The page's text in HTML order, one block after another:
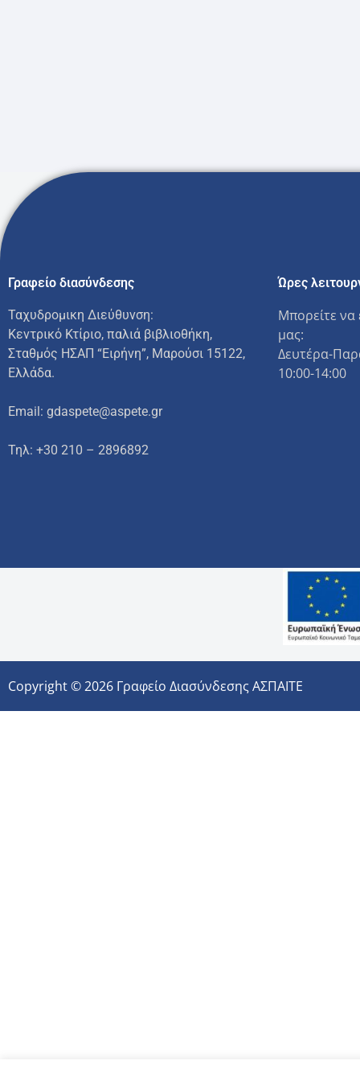
Γραφείο διασύνδεσης
Ταχυδρομικη Διεύθυνση:
Κεντρικό Κτίριο, παλιά βιβλιοθήκη,
Σταθμός ΗΣΑΠ “Ειρήνη”, Μαρούσι 15122,
Ελλάδα.
Email: gdaspete@aspete.gr
Τηλ: +30 210 – 2896892
Ώρες
Μπορείτε να
μας:
Δευτέρα-
10:00-14:00
Copyright © 2026 Γραφείο Διασύνδεσης ΑΣΠΑΙΤΕ